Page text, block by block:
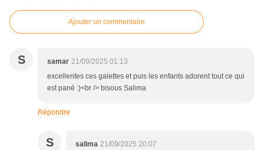
Ajouter un commentaire
S samar 21/09/2025 01:13
excellentes ces galettes et puis les enfants adorent tout ce qui
est pané :)<br /> bisous Salima
Répondre
S salima 21/09/2025 20:07